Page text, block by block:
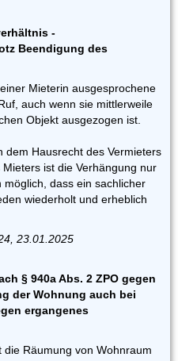
-
Beendigung des
Mieterin ausgesprochene
auch wenn sie mittlerweile
Objekt ausgezogen ist.
dem Hausrecht des Vermieters
ist die Verhängung nur
dass ein sachlicher
wiederholt und erheblich
23.01.2025
§ 940a Abs. 2 ZPO gegen
der Wohnung auch bei
ergangenes
die Räumung von Wohnraum